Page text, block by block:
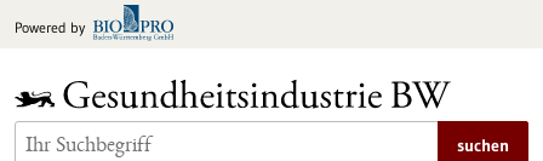
Inhalt
Powered by
suchen